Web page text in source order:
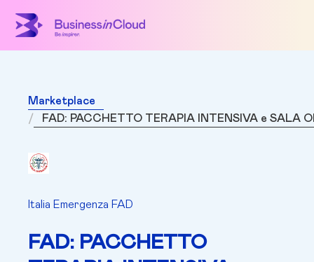
Marketplace
FAD: PACCHETTO TERAPIA INTENSIVA e SALA
Italia Emergenza FAD
FAD: PACCHETTO